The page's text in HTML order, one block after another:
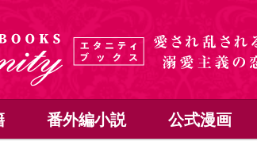
番外編小説 公式漫画